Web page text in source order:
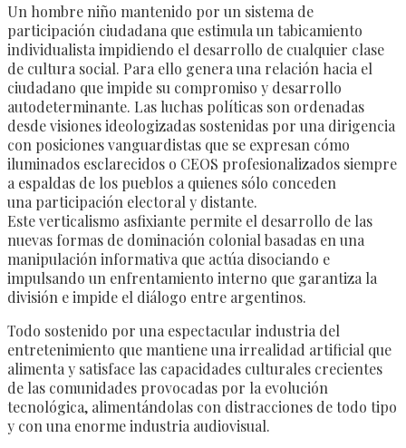
Un hombre niño mantenido por un sistema de
participación ciudadana que estimula un tabicamiento
individualista impidiendo el desarrollo de cualquier clase
de cultura social. Para ello genera una relación hacia el
ciudadano que impide su compromiso y desarrollo
autodeterminante. Las luchas políticas son ordenadas
desde visiones ideologizadas sostenidas por una dirigencia
con posiciones vanguardistas que se expresan cómo
iluminados esclarecidos o CEOS profesionalizados siempre
a espaldas de los pueblos a quienes sólo conceden
una participación electoral y distante.
Este verticalismo asfixiante permite el desarrollo de las
nuevas formas de dominación colonial basadas en una
manipulación informativa que actúa disociando e
impulsando un enfrentamiento interno que garantiza la
división e impide el diálogo entre argentinos.
Todo sostenido por una espectacular industria del
entretenimiento que mantiene una irrealidad artificial que
alimenta y satisface las capacidades culturales crecientes
de las comunidades provocadas por la evolución
tecnológica, alimentándolas con distracciones de todo tipo
y con una enorme industria audiovisual.